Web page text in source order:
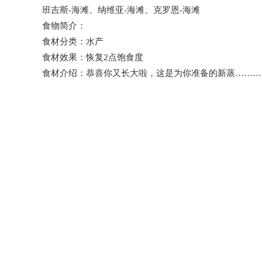
班吉斯-海滩、纳维亚-海滩、克罗恩-海滩
食物简介：
食材分类：水产
食材效果：恢复2点饱食度
食材介绍：恭喜你又长大啦，这是为你准备的新蒸